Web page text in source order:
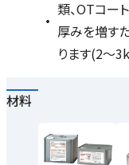
類、OTコー
厚みを増す
ります(2〜
材料